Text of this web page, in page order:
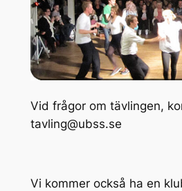
Vid frågor om tävlingen,
tavling@ubss.se
Vi kommer också ha en